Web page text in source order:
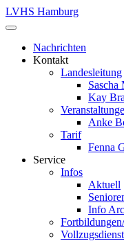
LVHS Hamburg
Nachrichten
Kontakt
Landesleitung
Sascha
Kay
Anke
Tarif
Fenna
Service
Infos
Aktuell
Info
Vollzugsdienst